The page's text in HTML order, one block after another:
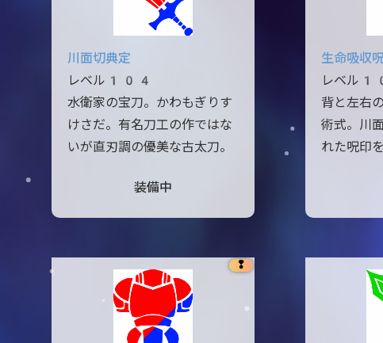
川面切典定
レベル104
水衛家の宝刀。かわもぎりす
けさだ。有名刀工の作ではな
いが直刃調の優美な古太刀。
装備中
生命吸収
レベル
背と左右
術式。川
れた呪印
❢